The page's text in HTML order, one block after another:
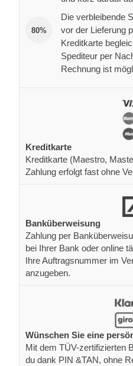
80%
Die verbleibende
vor der Lieferung
Kreditkarte
Spediteur per
Rechnung ist
Kreditkarte
Kreditkarte (Maestro,
Zahlung erfolgt fast ohne
Banküberweisung
Zahlung per
bei Ihrer Bank oder online
Ihre Auftragsnummer im
anzugeben.
Wünschen Sie eine
Mit dem TÜV-zertifizierten
du dank PIN &TAN, ohne